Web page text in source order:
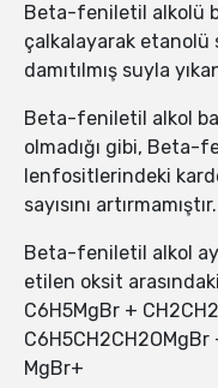
Beta-feniletil alkolü
çalkalayarak etanolü
damıtılmış suyla
Beta-feniletil alkol
olmadığı gibi, Beta-
lenfositlerindeki
sayısını artırmamıştır.
Beta-feniletil alkol
etilen oksit
C6H5MgBr +
MgBr+